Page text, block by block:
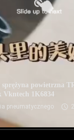
sprężyna powietrzna
Vkntech 1K6834
pneumatycznego